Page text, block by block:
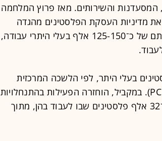
והשירותים. מאז פרוץ המלחמה
דרמטית את מדיניות העסקת הפלסטינים מהגדה
המערבית. בתחילת המלחמה נמנעה כניסתם של כ־125-150 אלף בעלי היתרי עבודה,
רק כ־14 אלף פלסטינים בעלי היתר, לפי הלשכה המרכזית
לסטטיסטיקה של הרשות הפלסטינית (PCBS). במקביל, הוחזרה הפעילות בהתנחלויות
בשטחי יהודה ושומרון בקצב מהיר יותר: כ־32 אלף פלסטינים שבו לעבוד בהן, מתוך